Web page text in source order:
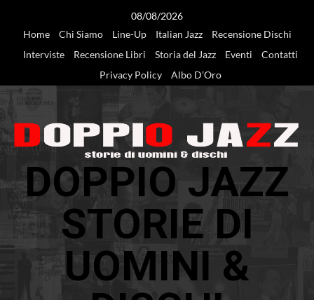
08/08/2026
Home
Chi Siamo Line-Up Italian Jazz
Recensione Dischi
Interviste
Recensione Libri Storia del Jazz Eventi
Contatti
Privacy Policy
Albo D’Oro
DOPPIO JAZZ
STORIE DI
UOMINI &